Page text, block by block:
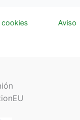
de cookies Aviso